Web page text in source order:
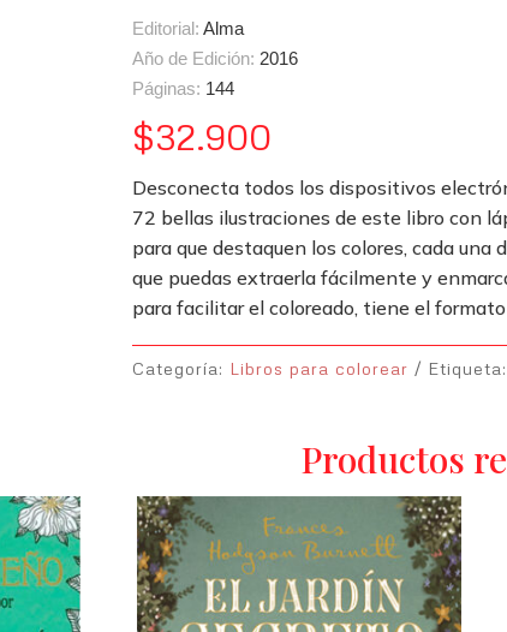
Editorial: Alma
Año de Edición: 2016
Páginas: 144
$32.900
Desconecta todos los dispositivos
72 bellas ilustraciones de este libro con
para que destaquen los colores, cada
que puedas extraerla fácilmente y
para facilitar el coloreado, tiene el
Categoría: Libros para colorear Etiqueta:
Productos